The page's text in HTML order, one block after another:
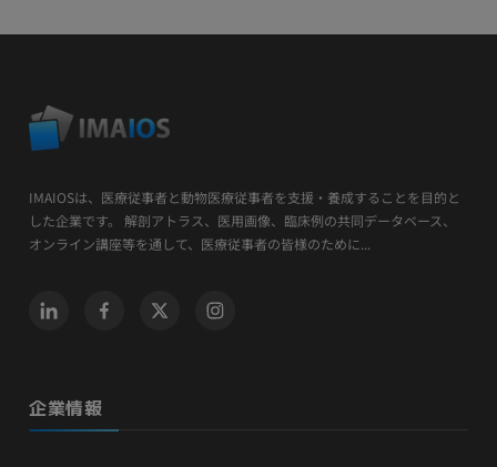
IMAIOSは、医療従事者と動物医療従事者を支援・養成することを目的と
した企業です。 解剖アトラス、医用画像、臨床例の共同データベース、
オンライン講座等を通して、医療従事者の皆様のために...
企業情報